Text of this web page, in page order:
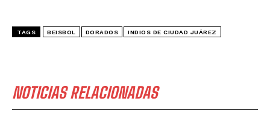
TAGS BEISBOL DORADOS INDIOS DE CIUDAD JUÁREZ
NOTICIAS RELACIONADAS